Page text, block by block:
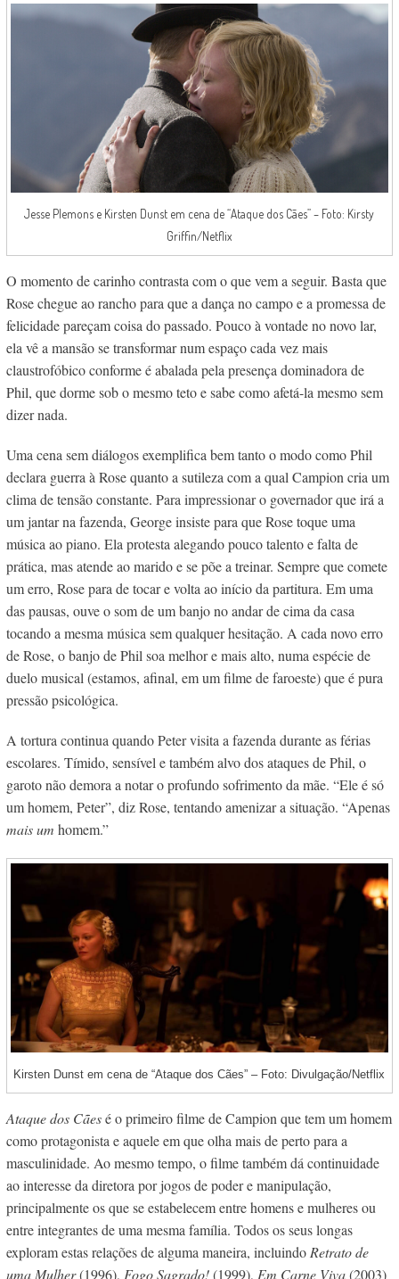
Jesse Plemons e Kirsten Dunst em cena de “Ataque dos Cães” – Foto: Kirsty
Griffin/Netflix
O momento de carinho contrasta com o que vem a seguir. Basta que
Rose chegue ao rancho para que a dança no campo e a promessa de
felicidade pareçam coisa do passado. Pouco à vontade no novo lar,
ela vê a mansão se transformar num espaço cada vez mais
claustrofóbico conforme é abalada pela presença dominadora de
Phil, que dorme sob o mesmo teto e sabe como afetá-la mesmo sem
dizer nada.
Uma cena sem diálogos exemplifica bem tanto o modo como Phil
declara guerra à Rose quanto a sutileza com a qual Campion cria um
clima de tensão constante. Para impressionar o governador que irá a
um jantar na fazenda, George insiste para que Rose toque uma
música ao piano. Ela protesta alegando pouco talento e falta de
prática, mas atende ao marido e se põe a treinar. Sempre que comete
um erro, Rose para de tocar e volta ao início da partitura. Em uma
das pausas, ouve o som de um banjo no andar de cima da casa
tocando a mesma música sem qualquer hesitação. A cada novo erro
de Rose, o banjo de Phil soa melhor e mais alto, numa espécie de
duelo musical (estamos, afinal, em um filme de faroeste) que é pura
pressão psicológica.
A tortura continua quando Peter visita a fazenda durante as férias
escolares. Tímido, sensível e também alvo dos ataques de Phil, o
garoto não demora a notar o profundo sofrimento da mãe. “Ele é só
um homem, Peter”, diz Rose, tentando amenizar a situação. “Apenas
mais um homem.”
Kirsten Dunst em cena de “Ataque dos Cães” – Foto: Divulgação/Netflix
Ataque dos Cãesé o primeiro filme de Campion que tem um homem
como protagonista e aquele em que olha mais de perto para a
masculinidade. Ao mesmo tempo, o filme também dá continuidade
ao interesse da diretora por jogos de poder e manipulação,
principalmente os que se estabelecem entre homens e mulheres ou
entre integrantes de uma mesma família. Todos os seus longas
exploram estas relações de alguma maneira, incluindo Retrato de
uma Mulher(1996), Fogo Sagrado!(1999), Em Carne Viva(2003)